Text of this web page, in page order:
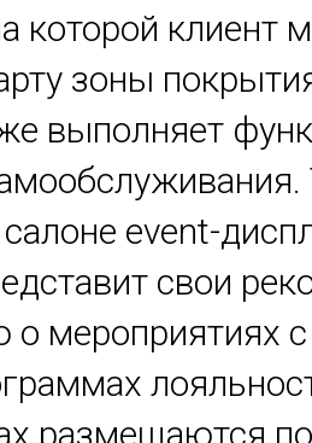
которой клиент
зоны
выполняет
event-
свои
мероприятиях с
размещаются